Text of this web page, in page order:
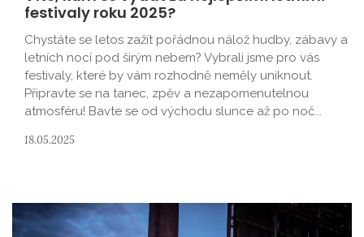
festivaly roku 2025?
Chystáte se letos zažít pořádnou nálož hudby, zábavy a
letních nocí pod širým nebem? Vybrali jsme pro vás
festivaly, které by vám rozhodně neměly uniknout.
Připravte se na tanec, zpěv a nezapomenutelnou
atmosféru! Bavte se od východu slunce až po noč...
18.05.2025